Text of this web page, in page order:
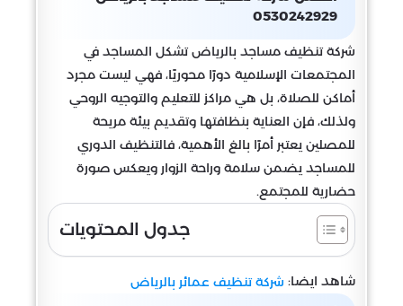
0530242929
شركة تنظيف مساجد بالرياض تشكل المساجد في
المجتمعات الإسلامية دورًا محوريًا، فهي ليست مجرد
أماكن للصلاة، بل هي مراكز للتعليم والتوجيه الروحي
ولذلك، فإن العناية بنظافتها وتقديم بيئة مريحة
للمصلين يعتبر أمرًا بالغ الأهمية، فالتنظيف الدوري
للمساجد يضمن سلامة وراحة الزوار ويعكس صورة
حضارية للمجتمع.
جدول المحتويات
شاهد ايضا: شركة تنظيف عمائر بالرياض